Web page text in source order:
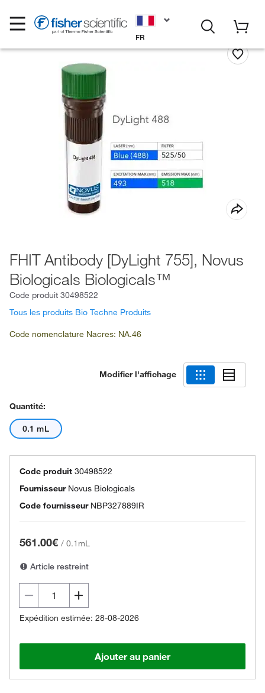
FR
FHIT Antibody [DyLight 755], Novus
Biologicals Biologicals™
Code produit 30498522
Tous les produits Bio Techne Produits
Code nomenclature Nacres: NA.46
Modifier l'affichage
Quantité:
0.1 mL
Code produit 30498522
Fournisseur Novus Biologicals
Code fournisseur NBP327889IR
561.00€ / 0.1mL
Article restreint
Expédition estimée: 28-08-2026
Ajouter au panier